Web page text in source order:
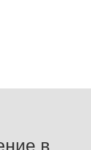
в